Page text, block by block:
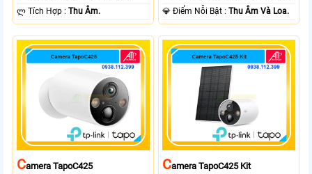
️ლ Tích Hợp :Thu Âm.
️💎 Điểm Nỗi Bật :Thu Âm Và Loa.
CAmera TapoC425 CAmera TapoC425 Kit